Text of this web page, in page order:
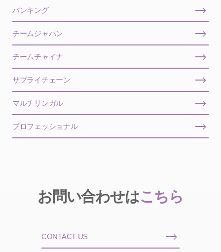
バンキング
チームジャパン
チームチャイナ
サプライチェーン
マルチリンガル
プロフェッショナル
お問い合わせはこちら
CONTACT US